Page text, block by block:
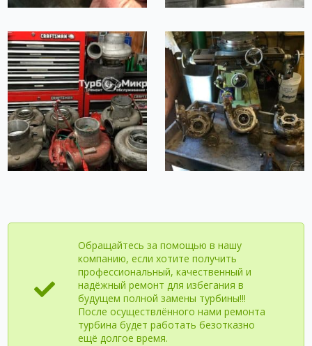
Обращайтесь за помощью в нашу
компанию, если хотите получить
профессиональный, качественный и
надёжный ремонт для избегания в
будущем полной замены турбины!!!
После осуществлённого нами ремонта
турбина будет работать безотказно
ещё долгое время.